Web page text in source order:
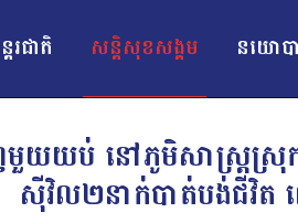
ដរជាតិ សន្តិសុខសង្គម នយោ
យយប់ នៅភូមិសាស្ត្រស្រុ
ស៊ីវិល២នាក់បាត់បង់ជីវិត